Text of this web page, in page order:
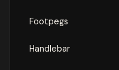
Footpegs
Handlebar